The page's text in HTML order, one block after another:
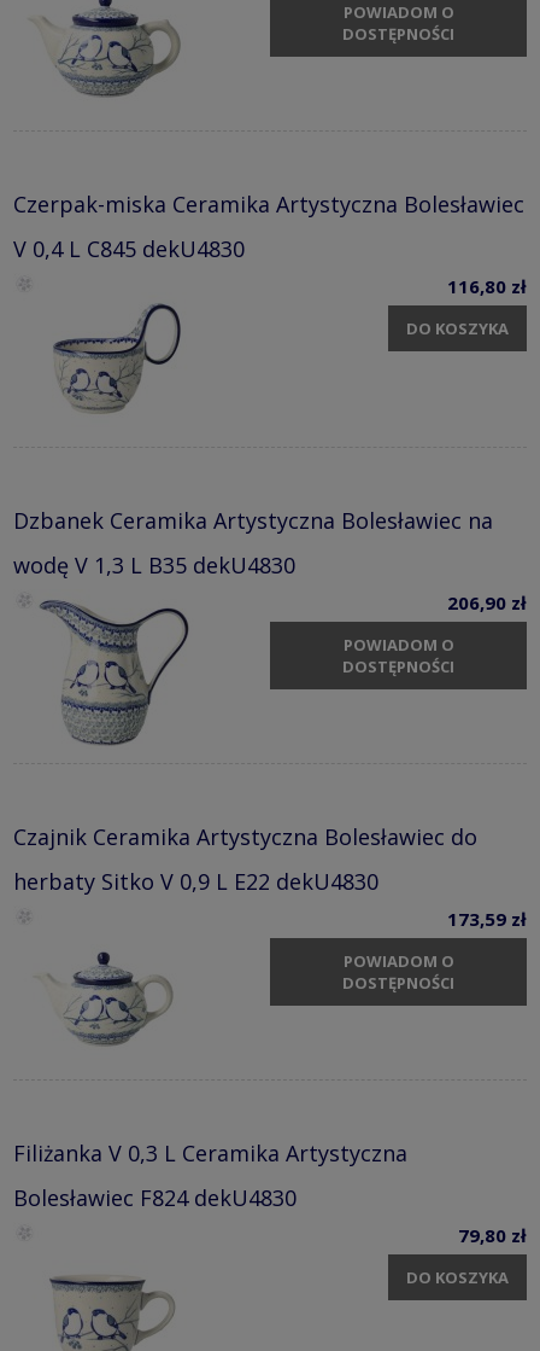
POWIADOM O
DOSTĘPNOŚCI
Czerpak-miska Ceramika Artystyczna Bolesławiec
V 0,4 L C845 dekU4830
116,80 zł
DO KOSZYKA
Dzbanek Ceramika Artystyczna Bolesławiec na
wodę V 1,3 L B35 dekU4830
206,90 zł
POWIADOM O
DOSTĘPNOŚCI
Czajnik Ceramika Artystyczna Bolesławiec do
herbaty Sitko V 0,9 L E22 dekU4830
173,59 zł
POWIADOM O
DOSTĘPNOŚCI
Filiżanka V 0,3 L Ceramika Artystyczna
Bolesławiec F824 dekU4830
79,80 zł
DO KOSZYKA